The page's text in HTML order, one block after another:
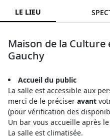
LE LIEU
Maison de la Culture
Gauchy
Accueil du public
La salle est accessible aux
merci de le préciser avant
(pour vérification des
Un bar vous accueille après
La salle est climatisée.